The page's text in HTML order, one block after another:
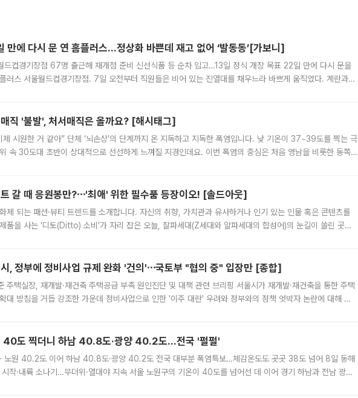
만에 다시 문 연 홈플러스…정상화 바쁜데 재고 없어 ‘발동동’[가보니]
드컵경기장점 67명 출근해 재개점 준비 신선식품 등 순차 입고…13일 정식 개장 목표 22일 만에 다시 문을
러스 서울월드컵경기장점. 7일 오전부터 직원들은 비어 있는 진열대를 채우느라 바쁘게 움직였다. 계란과
직 '불발', 처서매직은 올까요? [해시태그]
제 시원한 거 같아” 단체 ‘뇌손상’의 단계까지 온 지독하고 지독한 폭염입니다. 낮 기온이 37~39도를 찍는 극
속 30도대 초반이 상대적으로 선선하게 느껴질 지경인데요. 이번 폭염의 중심은 처음 영남을 비롯한 동쪽
갈 때 응원봉만?⋯'최애' 위한 필수품 등장이오! [솔드아웃]
제 되는 패션·뷰티 트렌드를 소개합니다. 자신의 취향, 가치관과 유사하거나 인기 있는 인물 혹은 콘텐츠를
품을 사는 '디토(Ditto) 소비'가 자리 잡은 오늘, 잘파세대(Z세대와 알파세대의 합성어)의 눈길이 쏠린 곳은
, 정부에 정비사업 규제 완화 '건의'⋯국토부 "협의 중" 입장만 [종합]
주택실장, 재개발·재건축 주택공급 부족 원인진단 및 대책 관련 브리핑 서울시가 재개발·재건축을 통한 주택
대 방침을 거듭 강조한 가운데 정비사업으로 인한 '이주 대란' 우려와 정부와의 정책 엇박자 논란에 대해 정
40도 찍더니 하남 40.8도·광양 40.2도…전국 '펄펄'
노원 40.2도 이어 하남 40.8도·광양 40.2도 전국 대부분 폭염특보…체감온도도 곳곳 38도 넘어 8일 동해
시작·내륙 소나기…무더위·열대야 지속 서울 노원구의 기온이 40도를 넘어선 데 이어 경기 하남과 전남 광양